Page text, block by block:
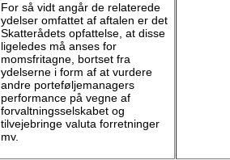
For så vidt angår de relaterede
ydelser omfattet af aftalen er det
Skatterådets opfattelse, at disse
ligeledes må anses for
momsfritagne, bortset fra
ydelserne i form af at vurdere
andre porteføljemanagers
performance på vegne af
forvaltningsselskabet og
tilvejebringe valuta forretninger
mv.